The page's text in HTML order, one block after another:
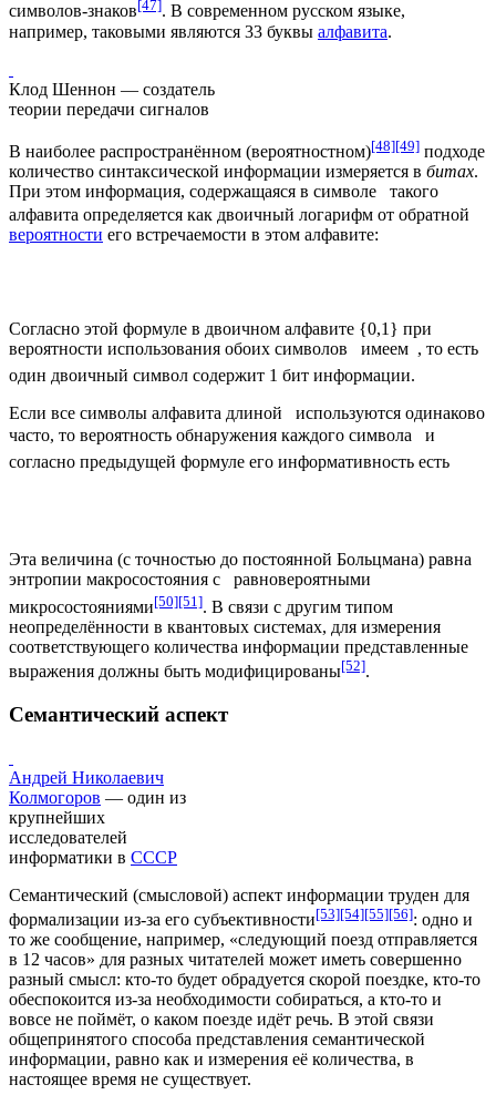
символов-знаков[47]. В современном русском языке,
например, таковыми являются 33 буквы алфавита.
Клод Шеннон — создатель
теории передачи сигналов
В наиболее распространённом (вероятностном)[48][49] подходе
количество синтаксической информации измеряется в битах.
При этом информация, содержащаяся в символе
такого
алфавита определяется как двоичный логарифм от обратной
вероятности его встречаемости в этом алфавите:
Согласно этой формуле в двоичном алфавите {0,1} при
вероятности использования обоих символов
имеем , то есть
один двоичный символ содержит 1 бит информации.
Если все символы алфавита длиной
используются одинаково
часто, то вероятность обнаружения каждого символа
и
согласно предыдущей формуле его информативность есть
Эта величина (с точностью до постоянной Больцмана) равна
энтропии макросостояния с
равновероятными
микросостояниями[50][51]. В связи с другим типом
неопределённости в квантовых системах, для измерения
соответствующего количества информации представленные
выражения должны быть модифицированы[52].
Семантический аспект
Андрей Николаевич
Колмогоров — один из
крупнейших
исследователей
информатики в СССР
Семантический (смысловой) аспект информации труден для
формализации из-за его субъективности[53][54][55][56]: одно и
то же сообщение, например, «следующий поезд отправляется
в 12 часов» для разных читателей может иметь совершенно
разный смысл: кто-то будет обрадуется скорой поездке, кто-то
обеспокоится из-за необходимости собираться, а кто-то и
вовсе не поймёт, о каком поезде идёт речь. В этой связи
общепринятого способа представления семантической
информации, равно как и измерения её количества, в
настоящее время не существует.